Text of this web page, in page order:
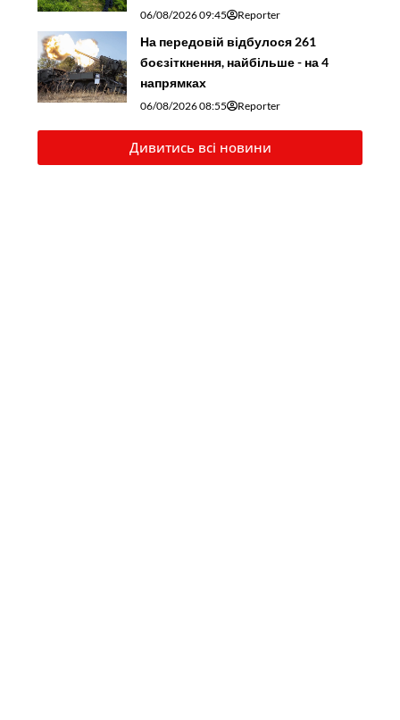
06/08/2026 09:45 Reporter
На передовій відбулося 261
боєзіткнення, найбільше - на 4
напрямках
06/08/2026 08:55 Reporter
Дивитись всі новини